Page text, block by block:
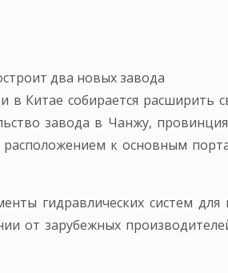
два новых завода
Китае собирается расширить
завода в Чанжу,
к основным
гидравлических систем
от зарубежных